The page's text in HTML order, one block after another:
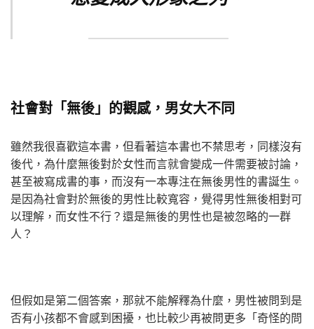
社會對「無後」的觀感，男女大不同
雖然我很喜歡這本書，但看著這本書也不禁思考，同樣沒有
後代，為什麼無後對於女性而言就會變成一件需要被討論，
甚至被寫成書的事，而沒有一本專注在無後男性的書誕生。
是因為社會對於無後的男性比較寬容，覺得男性無後相對可
以理解，而女性不行？還是無後的男性也是被忽略的一群
人？
但假如是第二個答案，那就不能解釋為什麼，男性被問到是
否有小孩都不會感到困擾，也比較少再被問更多「奇怪的問